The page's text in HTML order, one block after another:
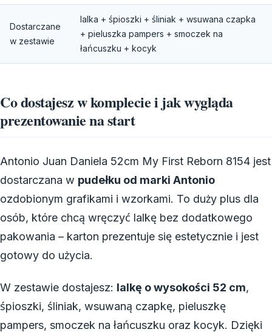
Dostarczane
w zestawie
lalka + śpioszki + śliniak + wsuwana czapka
+ pieluszka pampers + smoczek na
łańcuszku + kocyk
Co dostajesz w komplecie i jak wygląda
prezentowanie na start
Antonio Juan Daniela 52cm My First Reborn 8154 jest
dostarczana w pudełku od marki Antonio
ozdobionym grafikami i wzorkami. To duży plus dla
osób, które chcą wręczyć lalkę bez dodatkowego
pakowania – karton prezentuje się estetycznie i jest
gotowy do użycia.
W zestawie dostajesz: lalkę o wysokości 52 cm,
śpioszki, śliniak, wsuwaną czapkę, pieluszkę
pampers, smoczek na łańcuszku oraz kocyk. Dzięki